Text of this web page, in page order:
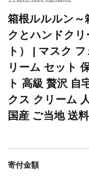
箱根ルルルン～
クとハンドクリ
ト） | マスク
リーム セット
ト 高級 贅沢 自
クス クリーム
国産 ご当地 送
寄付金額